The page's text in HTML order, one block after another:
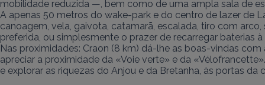
mobilidade reduzida —, bem como de uma ampla sala de
A apenas 50 metros do wake-park e do centro de lazer de
canoagem, vela, gaivota, catamarã, escalada, tiro com
preferida, ou simplesmente o prazer de recarregar baterias
Nas proximidades: Craon (8 km) dá-lhe as boas-vindas
apreciar a proximidade da «Voie verte» e da
e explorar as riquezas do Anjou e da Bretanha, às portas da